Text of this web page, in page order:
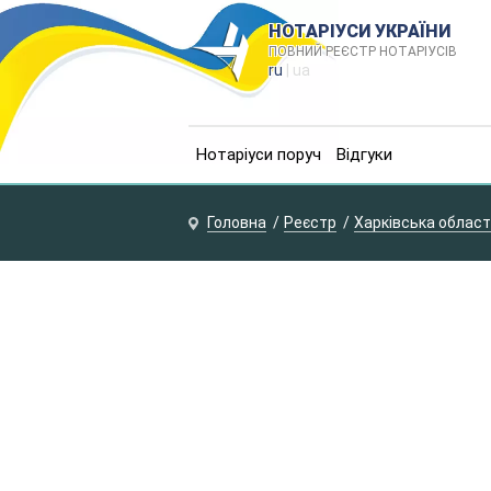
НОТАРІУСИ УКРАЇНИ
ПОВНИЙ РЕЄСТР НОТАРІУСІВ
ru | ua
Нотаріуси поруч Відгуки
Головна Реєстр Харківська